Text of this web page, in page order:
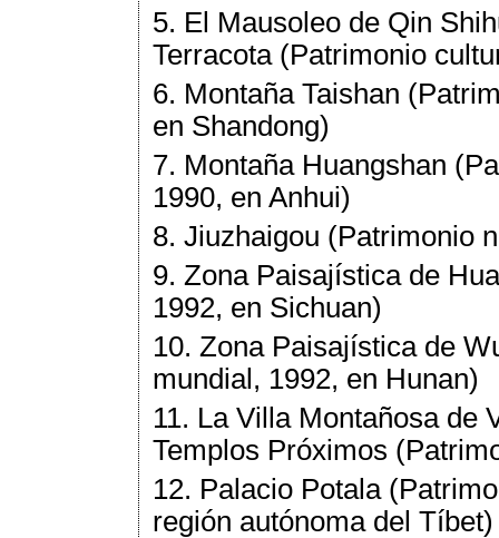
5. El Mausoleo de Qin
Terracota (Patrimonio
6. Montaña Taishan
en Shandong)
7. Montaña Huangshan
1990, en Anhui)
8. Jiuzhaigou (Patrimonio
9. Zona Paisajística de
1992, en Sichuan)
10. Zona Paisajística de
mundial, 1992, en Hunan)
11. La Villa Montañosa de
Templos Próximos
12. Palacio Potala
región autónoma del Tíbet)